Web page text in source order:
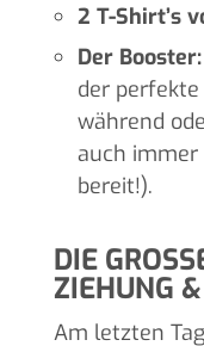
2 T-Shirt’s
Der Booster:
der
während
auch
bereit!).
DIE
IEHUNG &
Am letzten